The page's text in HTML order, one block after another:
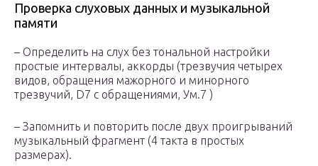
Проверка слуховых данных и музыкальной
памяти
– Определить на слух без тональной настройки
простые интервалы, аккорды (трезвучия четырех
видов, обращения мажорного и минорного
трезвучий, D7 с обращениями, Ум.7 )
– Запомнить и повторить после двух проигрываний
музыкальный фрагмент (4 такта в простых
размерах).